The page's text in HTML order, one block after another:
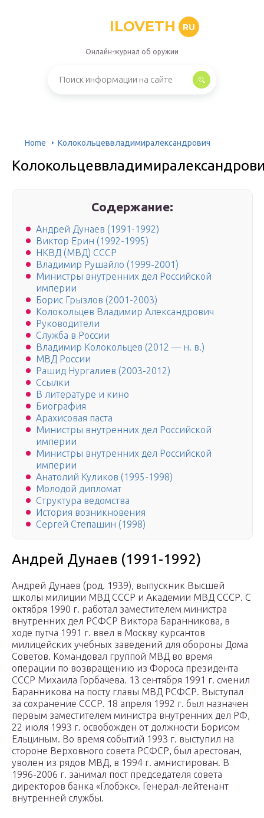
ILOVETH RU
Онлайн-журнал об оружии
Home Колокольцеввладимиралександрович
Содержание:
Андрей Дунаев (1991-1992)
Виктор Ерин (1992-1995)
НКВД (МВД) СССР
Владимир Рушайло (1999-2001)
Министры внутренних дел Российской
империи
Борис Грызлов (2001-2003)
Колокольцев Владимир Александрович
Руководители
Служба в России
Владимир Колокольцев (2012 — н. в.)
МВД России
Рашид Нургалиев (2003-2012)
Ссылки
В литературе и кино
Биография
Арахисовая паста
Министры внутренних дел Российской
империи
Министры внутренних дел Российской
империи
Анатолий Куликов (1995-1998)
Молодой дипломат
Структура ведомства
История возникновения
Сергей Степашин (1998)
Андрей Дунаев (1991-1992)
Андрей Дунаев (род. 1939), выпускник Высшей
школы милиции МВД СССР и Академии МВД СССР. С
октября 1990 г. работал заместителем министра
внутренних дел РСФСР Виктора Баранникова, в
ходе путча 1991 г. ввел в Москву курсантов
милицейских учебных заведений для обороны Дома
Советов. Командовал группой МВД во время
операции по возвращению из Фороса президента
СССР Михаила Горбачева. 13 сентября 1991 г. сменил
Баранникова на посту главы МВД РСФСР. Выступал
за сохранение СССР. 18 апреля 1992 г. был назначен
первым заместителем министра внутренних дел РФ,
22 июля 1993 г. освобожден от должности Борисом
Ельциным. Во время событий 1993 г. выступил на
стороне Верховного совета РСФСР, был арестован,
уволен из рядов МВД, в 1994 г. амнистирован. В
1996-2006 г. занимал пост председателя совета
директоров банка «Глобэкс». Генерал-лейтенант
внутренней службы.